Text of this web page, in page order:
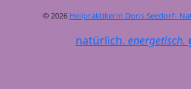
© 2026 Heilpraktikerin Doris Seedorf-
natürlich. energetisch.